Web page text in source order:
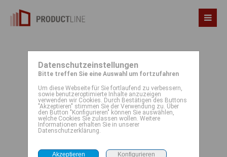
Themer
1-click-import für Websites/Demos
Datenschutzeinstellungen
Bitte treffen Sie eine Auswahl um fortzufahren
Um diese Webseite für Sie fortlaufend zu verbessern,
sowie benutzeroptimierte Inhalte anzuzeigen
verwenden wir Cookies. Durch Bestätigen des Buttons
"Akzeptieren" stimmen Sie der Verwendung zu. Über
den Button "Konfigurieren" können Sie auswählen,
welche Cookies Sie zulassen wollen. Weitere
Informationen erhalten Sie in unserer
Datenschutzerklärung.